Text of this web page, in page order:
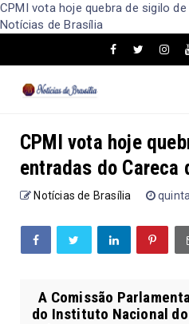
CPMI vota hoje quebra de sigilo
Notícias de Brasília
CPMI vota hoje
entradas do Careca
Notícias de Brasília
A Comissão
do Instituto Nacional